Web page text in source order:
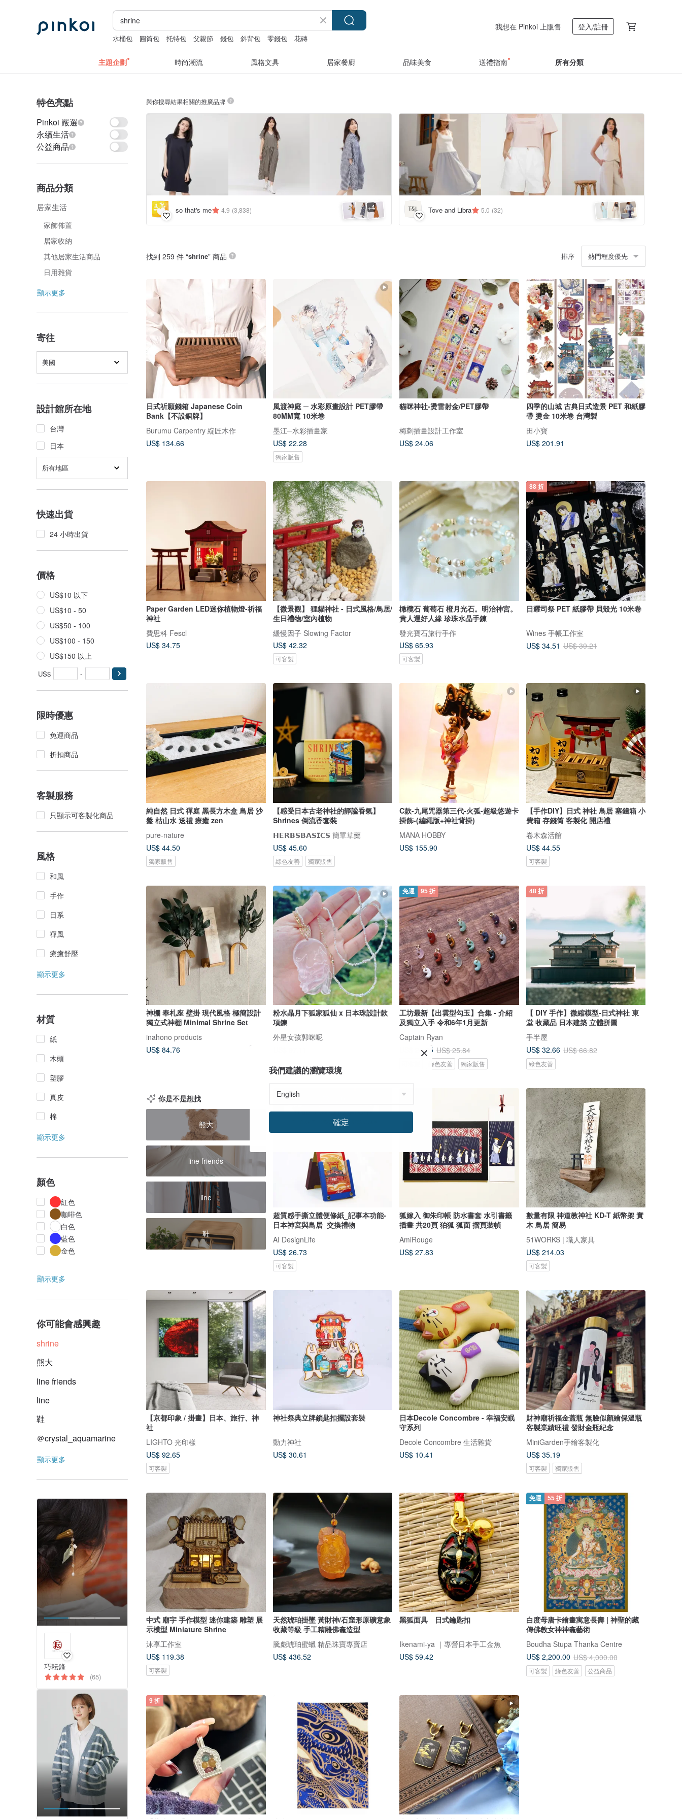
水桶包 圓筒包 托特包 父親節 錢包 斜背包 零錢包 花磚
我想在 Pinkoi 上販售 登入/註冊
主題企劃 時尚潮流 風格文具 居家餐廚 品味美食 送禮指南 所有分類
特色亮點
Pinkoi 嚴選
永續生活
公益商品
商品分類
居家生活
家飾佈置
居家收納
其他居家生活商品
日用雜貨
顯示更多
寄往
美國
設計館所在地
台灣
日本
所有地區
快速出貨
24 小時出貨
價格
US$10 以下
US$10 - 50
US$50 - 100
US$100 - 150
US$150 以上
US$ -
限時優惠
免運商品
折扣商品
客製服務
只顯示可客製化商品
風格
和風
手作
日系
禪風
療癒舒壓
顯示更多
材質
紙
木頭
塑膠
真皮
棉
顯示更多
顏色
紅色
咖啡色
白色
藍色
金色
顯示更多
你可能會感興趣
shrine
熊大
line friends
line
鞋
＠crystal_aquamarine
顯示更多
巧耘錄
(65)
與你搜尋結果相關的推廣品牌
so that's me 4.9 (3,838) +4 Tove and Libra 5.0 (32)
找到 259 件 “shrine” 商品 排序 熱門程度優先
日式祈願錢箱 Japanese Coin
Bank【不設銅牌】
Burumu Carpentry 綻匠木作
US$ 134.66
風渡神庭 ─ 水彩原畫設計 PET膠帶
80MM寬 10米卷
墨江─水彩插畫家
US$ 22.28
獨家販售
貓咪神社-燙雷射金/PET膠帶
梅刺插畫設計工作室
US$ 24.06
四季的山城 古典日式造景 PET 和紙膠
帶 燙金 10米卷 台灣製
田小寶
US$ 201.91
Paper Garden LED迷你植物燈-祈福
神社
費思科 Fescl
US$ 34.75
【微景觀】 狸貓神社 - 日式風格/鳥居/
生日禮物/室內植物
緩慢因子 Slowing Factor
US$ 42.32
可客製
橄欖石 葡萄石 橙月光石。明治神宮。
貴人運好人緣 珍珠水晶手鍊
發光寶石旅行手作
US$ 65.93
可客製
88 折
日耀司祭 PET 紙膠帶 貝殼光 10米卷
Wines 手帳工作室
US$ 34.51 US$ 39.21
純自然 日式 禪庭 黑長方木盒 鳥居 沙
盤 枯山水 送禮 療癒 zen
pure-nature
US$ 44.50
獨家販售
【感受日本古老神社的靜謐香氣】
Shrines 倒流香套裝
𝗛𝗘𝗥𝗕𝗦𝗕𝗔𝗦𝗜𝗖𝗦 簡單草藥
US$ 45.60
綠色友善 獨家販售
C款-九尾咒器第三代-火弧-超級悠遊卡
掛飾-(編繩版+神社背掛)
MANA HOBBY
US$ 155.90
【手作DIY】日式 神社 鳥居 塞錢箱 小
費箱 存錢筒 客製化 開店禮
卷木森活館
US$ 44.55
可客製
神棚 奉札座 壁掛 現代風格 極簡設計
獨立式神棚 Minimal Shrine Set
inahono products
US$ 84.76
粉水晶月下狐家狐仙 x 日本珠設計款
項鍊
外星女孩郭咪呢
免運 95 折
工坊最新【出雲型勾玉】合集 - 介紹
及獨立入手 令和6年1月更新
Captain Ryan
US$ 24.55 US$ 25.84
綠色友善 獨家販售
48 折
【 DIY 手作】微縮模型-日式神社 東
堂 收藏品 日本建築 立體拼圖
手半屋
US$ 32.66 US$ 66.82
綠色友善
你是不是想找
熊大
line friends
line
鞋
超質感手撕立體便條紙_記事本功能-
日本神宮與鳥居_交換禮物
AI DesignLife
US$ 26.73
可客製
狐嫁入 御朱印帳 防水書套 水引書籤
插畫 共20頁 狛狐 狐面 摺頁裝幀
AmiRouge
US$ 27.83
數量有限 神道教神社 KD-T 紙幣架 實
木 鳥居 簡易
51WORKS | 職人家具
US$ 214.03
可客製
【京都印象 / 掛畫】日本、旅行、神
社
LIGHTO 光印樣
US$ 92.65
可客製
神社祭典立牌鎖匙扣擺設套裝
動力神社
US$ 30.61
日本Decole Concombre - 幸福安眠
守系列
Decole Concombre 生活雜貨
US$ 10.41
財神廟祈福金蓋瓶 無臉似顏繪保溫瓶
客製業績旺禮 發財金瓶紀念
MiniGarden手繪客製化
US$ 35.19
可客製 獨家販售
中式 廟宇 手作模型 迷你建築 雕塑 展
示模型 Miniature Shrine
沐享工作室
US$ 119.38
可客製
天然琥珀掛墜 黃財神/石窟形原礦意象
收藏等級 手工精雕佛龕造型
騰彪琥珀蜜蠟 精品珠寶專賣店
US$ 436.52
黑狐面具 日式鑰匙扣
Ikenami-ya ｜專營日本手工金魚
US$ 59.42
免運 55 折
白度母唐卡繪畫寓意長壽 | 神聖的藏
傳佛教女神神龕藝術
Boudha Stupa Thanka Centre
US$ 2,200.00 US$ 4,000.00
可客製 綠色友善 公益商品
9 折
我們建議的瀏覽環境
確定